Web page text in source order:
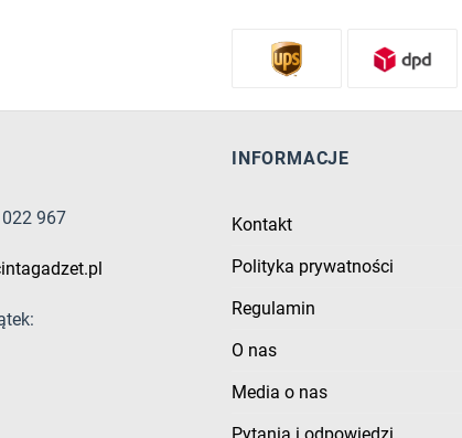
967
INFORMACJE
Kontakt
Polityka prywatności
Regulamin
O nas
Media o nas